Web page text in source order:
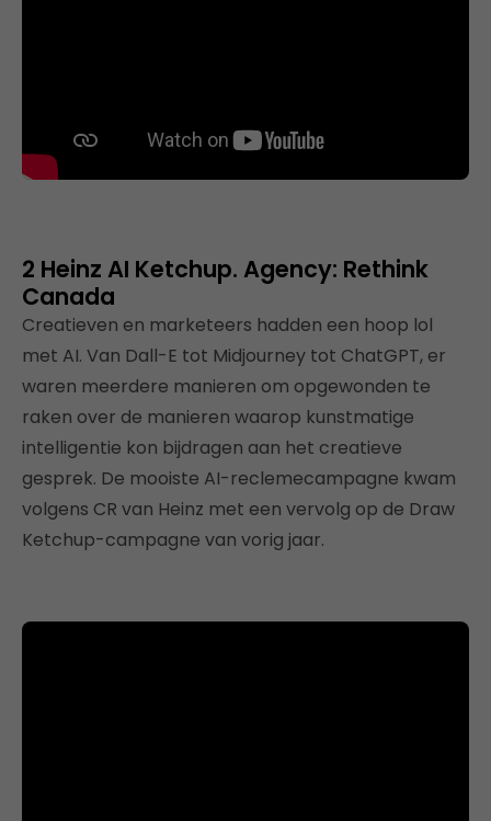
2 Heinz AI Ketchup. Agency: Rethink
Canada
Creatieven en marketeers hadden een hoop lol
met AI. Van Dall-E tot Midjourney tot ChatGPT, er
waren meerdere manieren om opgewonden te
raken over de manieren waarop kunstmatige
intelligentie kon bijdragen aan het creatieve
gesprek. De mooiste AI-reclemecampagne kwam
volgens CR van Heinz met een vervolg op de Draw
Ketchup-campagne van vorig jaar.